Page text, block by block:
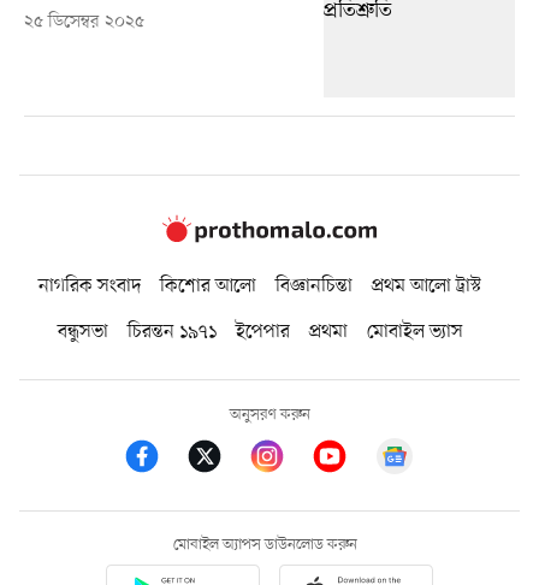
২৫ ডিসেম্বর ২০২৫
নাগরিক সংবাদ কিশোর আলো বিজ্ঞানচিন্তা
প্রথম আলো ট্রাস্ট
বন্ধুসভা
চিরন্তন ১৯৭১ ইপেপার প্রথমা মোবাইল ভ্যাস
অনুসরণ করুন
মোবাইল অ্যাপস ডাউনলোড করুন